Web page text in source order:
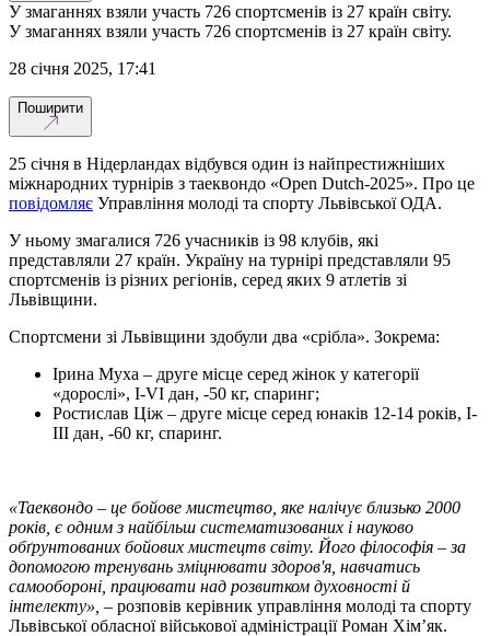
У змаганнях взяли участь 726 спортсменів із 27 країн світу.
У змаганнях взяли участь 726 спортсменів із 27 країн світу.
28 січня 2025, 17:41
Поширити
25 січня в Нідерландах відбувся один із найпрестижніших
міжнародних турнірів з таеквондо «Open Dutch-2025». Про це
повідомляє Управління молоді та спорту Львівської ОДА.
У ньому змагалися 726 учасників із 98 клубів, які
представляли 27 країн. Україну на турнірі представляли 95
спортсменів із різних регіонів, серед яких 9 атлетів зі
Львівщини.
Спортсмени зі Львівщини здобули два «срібла». Зокрема:
Ірина Муха – друге місце серед жінок у категорії
«дорослі», І-VI дан, -50 кг, спаринг;
Ростислав Ціж – друге місце серед юнаків 12-14 років, І-
III дан, -60 кг, спаринг.
«Таеквондо – це бойове мистецтво, яке налічує близько 2000
років, є одним з найбільш систематизованих і науково
обґрунтованих бойових мистецтв світу. Його філософія – за
допомогою тренувань зміцнювати здоров'я, навчатись
самообороні, працювати над розвитком духовності й
інтелекту», – розповів керівник управління молоді та спорту
Львівської обласної військової адміністрації Роман Хімʼяк.